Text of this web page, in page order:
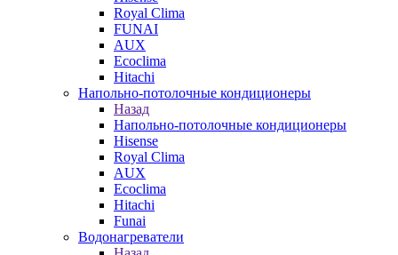
Royal Clima
FUNAI
AUX
Ecoclima
Hitachi
Напольно-потолочные кондиционеры
Назад
Напольно-потолочные кондиционеры
Hisense
Royal Clima
AUX
Ecoclima
Hitachi
Funai
Водонагреватели